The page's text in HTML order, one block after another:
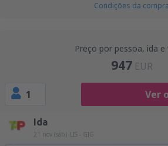
Condições da compra
Preço por pessoa, ida e
947 EUR
1 Ver
Ida
21 nov (sáb) LIS - GIG